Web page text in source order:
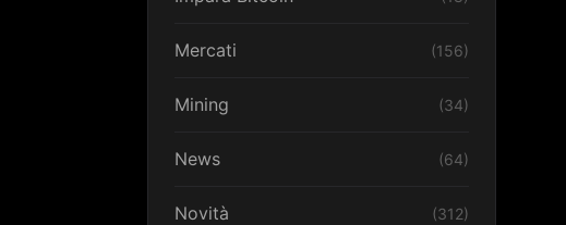
Mercati (156)
Mining (34)
News (64)
Novità (312)